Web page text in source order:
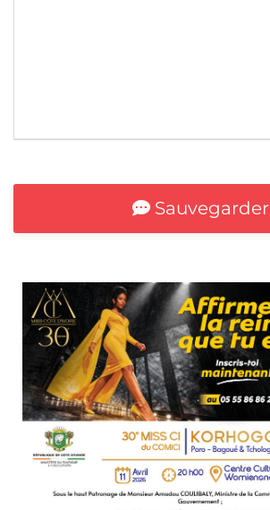
Sauvegarder